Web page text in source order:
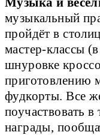
музыкальный
пройдёт в
мастер-классы
шнуровке
приготовлению
фудкорты. Все
поучаствовать
награды,